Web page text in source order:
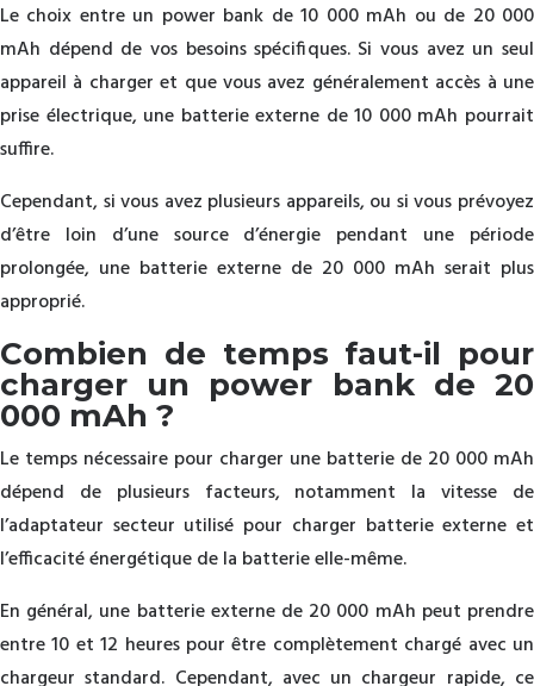
Le choix entre un power bank de 10 000 mAh ou de 20 000
mAh dépend de vos besoins spécifiques. Si vous avez un seul
appareil à charger et que vous avez généralement accès à une
prise électrique, une batterie externe de 10 000 mAh pourrait
suffire.
Cependant, si vous avez plusieurs appareils, ou si vous prévoyez
d’être loin d’une source d’énergie pendant une période
prolongée, une batterie externe de 20 000 mAh serait plus
approprié.
Combien de temps faut-il pour
charger un power bank de 20
000 mAh ?
Le temps nécessaire pour charger une batterie de 20 000 mAh
dépend de plusieurs facteurs, notamment la vitesse de
l’adaptateur secteur utilisé pour charger batterie externe et
l’efficacité énergétique de la batterie elle-même.
En général, une batterie externe de 20 000 mAh peut prendre
entre 10 et 12 heures pour être complètement chargé avec un
chargeur standard. Cependant, avec un chargeur rapide, ce